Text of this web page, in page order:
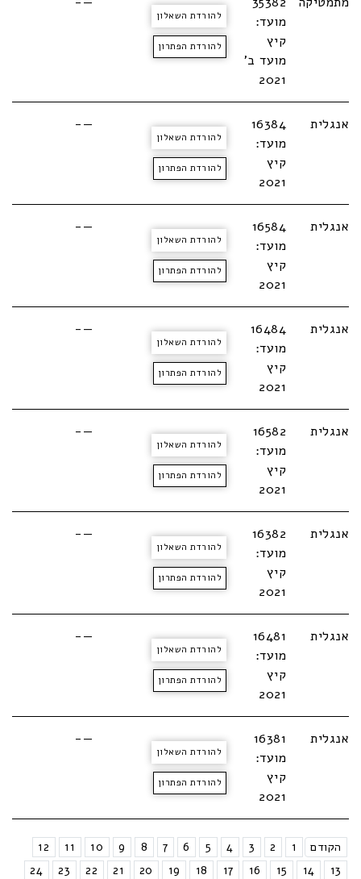
מועד:
קיץ
מועד ב'
2021
להורדת השאלון
להורדת הפתרון
אנגלית
16384
מועד:
קיץ
2021
להורדת השאלון
להורדת הפתרון
—-
אנגלית
16584
מועד:
קיץ
2021
להורדת השאלון
להורדת הפתרון
—-
אנגלית
16484
מועד:
קיץ
2021
להורדת השאלון
להורדת הפתרון
—-
אנגלית
16582
מועד:
קיץ
2021
להורדת השאלון
להורדת הפתרון
—-
אנגלית
16382
מועד:
קיץ
2021
להורדת השאלון
להורדת הפתרון
—-
אנגלית
16481
מועד:
קיץ
2021
להורדת השאלון
להורדת הפתרון
—-
אנגלית
16381
מועד:
קיץ
2021
להורדת השאלון
להורדת הפתרון
—-
הקודם 1
2
3
4
5
6
7
8
9
10
11
12
13
14
15
16
17
18
19
20
21
22
23
24